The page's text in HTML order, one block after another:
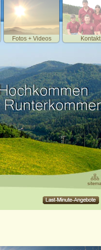
Fotos + Videos Kontakt